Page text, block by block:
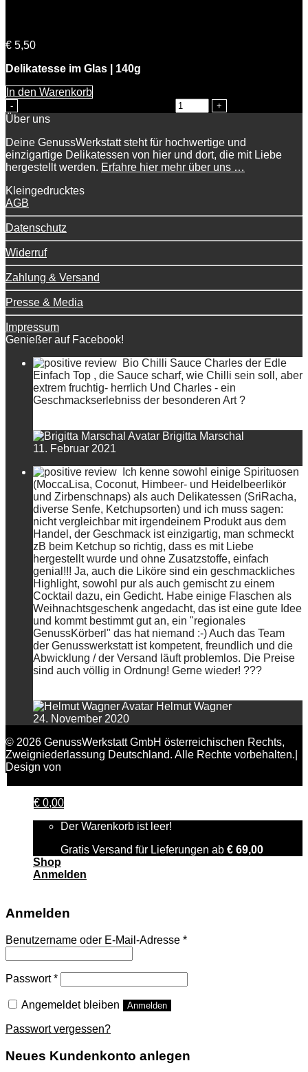
€ 5,50
Delikatesse im Glas | 140g
In den Warenkorb
Über uns
Deine GenussWerkstatt steht für hochwertige und
einzigartige Delikatessen von hier und dort, die mit Liebe
hergestellt werden. Erfahre hier mehr über uns …
Kleingedrucktes
AGB
Datenschutz
Widerruf
Zahlung & Versand
Presse & Media
Impressum
Genießer auf Facebook!
Bio Chilli Sauce Charles der Edle
Einfach Top , die Sauce scharf, wie Chilli sein soll, aber
extrem fruchtig- herrlich Und Charles - ein
Geschmackserlebniss der besonderen Art ?
Brigitta Marschal
11. Februar 2021
Ich kenne sowohl einige Spirituosen
(MoccaLisa, Coconut, Himbeer- und Heidelbeerlikör
und Zirbenschnaps) als auch Delikatessen (SriRacha,
diverse Senfe, Ketchupsorten) und ich muss sagen:
nicht vergleichbar mit irgendeinem Produkt aus dem
Handel, der Geschmack ist einzigartig, man schmeckt
zB beim Ketchup so richtig, dass es mit Liebe
hergestellt wurde und ohne Zusatzstoffe, einfach
genial!!! Ja, auch die Liköre sind ein geschmackliches
Highlight, sowohl pur als auch gemischt zu einem
Cocktail dazu, ein Gedicht. Habe einige Flaschen als
Weihnachtsgeschenk angedacht, das ist eine gute Idee
und kommt bestimmt gut an, ein "regionales
GenussKörberl" das hat niemand :-) Auch das Team
der Genusswerkstatt ist kompetent, freundlich und die
Abwicklung / der Versand läuft problemlos. Die Preise
sind auch völlig in Ordnung! Gerne wieder! ???
Helmut Wagner
24. November 2020
© 2026 GenussWerkstatt GmbH österreichischen Rechts,
Zweigniederlassung Deutschland. Alle Rechte vorbehalten.|
Design von
€ 0,00
Der Warenkorb ist leer!
Gratis Versand für Lieferungen ab € 69,00
Shop
Anmelden
Anmelden
Benutzername oder E-Mail-Adresse *
Passwort*
Angemeldet bleiben Anmelden
Passwort vergessen?
Neues Kundenkonto anlegen